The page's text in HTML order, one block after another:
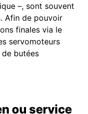
–, sont souvent
Afin de pouvoir
finales via le
servomoteurs
butées
ou service